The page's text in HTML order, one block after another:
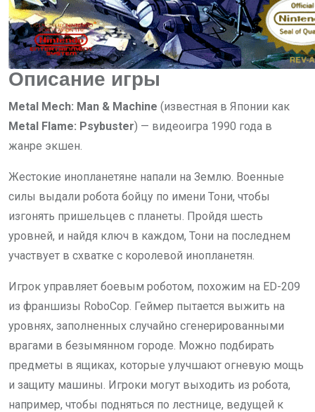
Описание игры
Metal Mech: Man & Machine (известная в Японии как
Metal Flame: Psybuster) — видеоигра 1990 года в
жанре экшен.
Жестокие инопланетяне напали на Землю. Военные
силы выдали робота бойцу по имени Тони, чтобы
изгонять пришельцев с планеты. Пройдя шесть
уровней, и найдя ключ в каждом, Тони на последнем
участвует в схватке с королевой инопланетян.
Игрок управляет боевым роботом, похожим на ED-209
из франшизы RoboCop. Геймер пытается выжить на
уровнях, заполненных случайно сгенерированными
врагами в безымянном городе. Можно подбирать
предметы в ящиках, которые улучшают огневую мощь
и защиту машины. Игроки могут выходить из робота,
например, чтобы подняться по лестнице, ведущей к